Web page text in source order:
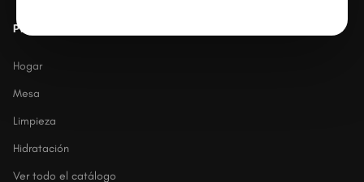
PRODUCTOS
Hogar
Mesa
Limpieza
Hidratación
Ver todo el catálogo